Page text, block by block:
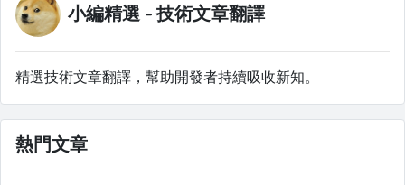
小編精選 - 技術文章翻譯
精選技術文章翻譯，幫助開發者持續吸收新知。
熱門文章